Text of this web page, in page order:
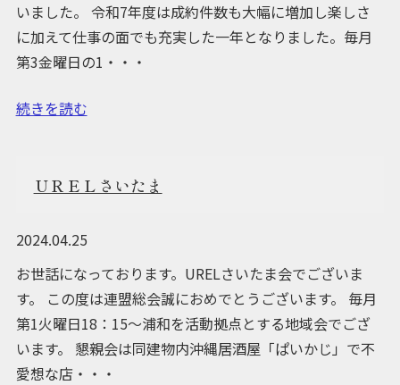
いました。 令和7年度は成約件数も大幅に増加し楽しさ
に加えて仕事の面でも充実した一年となりました。毎月
第3金曜日の1・・・
続きを読む
ＵＲＥＬさいたま
2024.04.25
お世話になっております。URELさいたま会でございま
す。 この度は連盟総会誠におめでとうございます。 毎月
第1火曜日18：15～浦和を活動拠点とする地域会でござ
います。 懇親会は同建物内沖縄居酒屋「ぱいかじ」で不
愛想な店・・・